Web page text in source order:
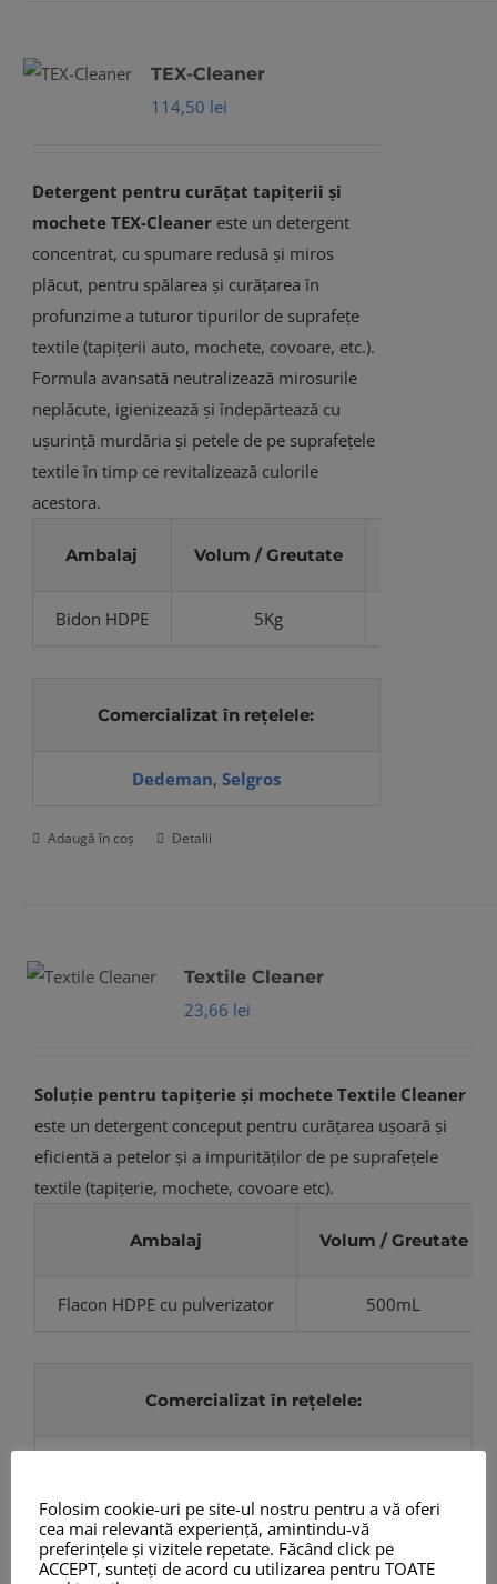
alese
în
pagina
produsului.
TEX-Cleaner
114,50 lei
Detergent pentru curățat tapițerii și
mochete TEX-Cleanereste un detergent
concentrat, cu spumare redusă și miros
plăcut, pentru spălarea și curățarea în
profunzime a tuturor tipurilor de suprafețe
textile (tapițerii auto, mochete, covoare, etc.).
Formula avansată neutralizează mirosurile
neplăcute, igienizează și îndepărtează cu
ușurință murdăria și petele de pe suprafețele
textile în timp ce revitalizează culorile
acestora.
Ambalaj Volum / Greutate
Bidon HDPE 5Kg
Comercializat în rețelele:
Dedeman, Selgros
Adaugă în coș Detalii
Textile Cleaner
23,66 lei
Soluție pentru tapițerie și mochete Textile Cleaner
este un detergent conceput pentru curăţarea uşoară şi
eficientă a petelor şi a impurităţilor de pe suprafeţele
textile (tapiţerie, mochete, covoare etc).
Ambalaj Volum / Greutate
Flacon HDPE cu pulverizator 500mL
Comercializat în rețelele:
Adaugă în coș Detalii
Folosim cookie-uri pe site-ul nostru pentru a vă oferi
cea mai relevantă experiență, amintindu-vă
preferințele și vizitele repetate. Făcând click pe
ACCEPT, sunteți de acord cu utilizarea pentru TOATE